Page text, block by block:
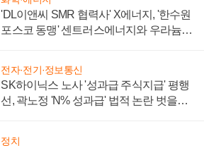
'DL이앤씨 SMR 협력사' X에너지, '한수원
포스코 동맹' 센트러스에너지와 우라늄
전자·전기·정보통신
SK하이닉스 노사 '성과급 주식지급' 평행
선, 곽노정 'N% 성과급' 법적 논란 벗을지
정치